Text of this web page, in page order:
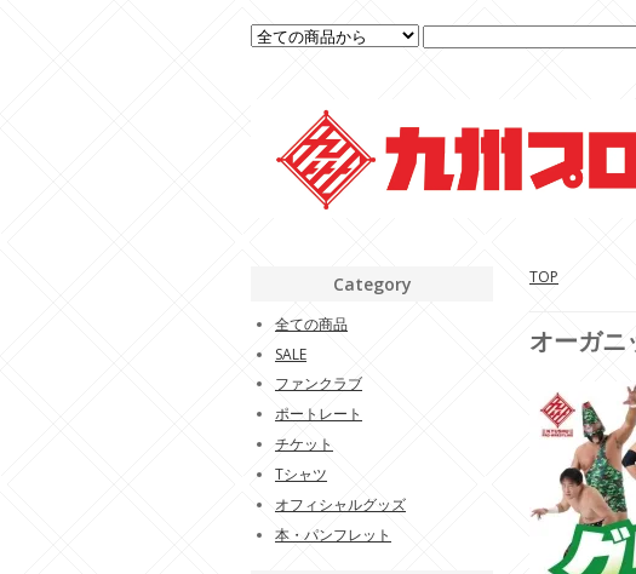
TOP
オーガニ
Category
全ての商品
SALE
ファンクラブ
ポートレート
チケット
Tシャツ
オフィシャルグッズ
本・パンフレット